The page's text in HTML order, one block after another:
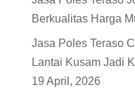
Berkualitas Harga
Jasa Poles Teraso
Lantai Kusam Jadi
19 April, 2026